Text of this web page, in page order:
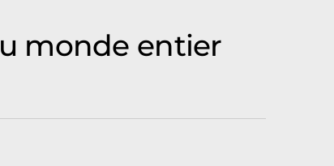
monde entier